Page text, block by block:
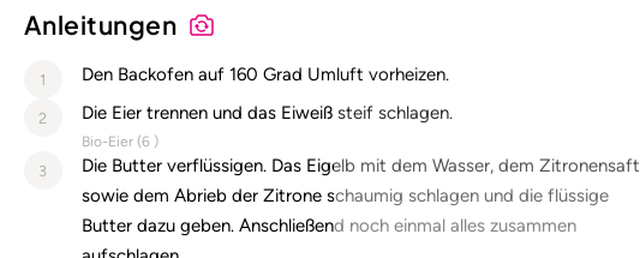
Anleitungen
1 Den Backofen auf 160 Grad Umluft vorheizen.
2 Die Eier trennen und das Eiweiß steif schlagen.
Bio-Eier (6)
3
Die Butter verflüssigen. Das Eigelb mit dem Wasser, dem Zitronensaft
sowie dem Abrieb der Zitrone schaumig schlagen und die flüssige
Butter dazu geben. Anschließend noch einmal alles zusammen